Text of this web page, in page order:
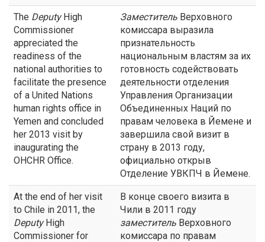
The DeputyHigh
Commissioner
appreciated the
readiness of the
national authorities to
facilitate the presence
of a United Nations
human rights office in
Yemen and concluded
her 2013 visit by
inaugurating the
OHCHR Office.
Заместитель Верховного
комиссара выразила
признательность
национальным властям за их
готовность содействовать
деятельности отделения
Управления Организации
Объединенных Наций по
правам человека в Йемене и
завершила свой визит в
страну в 2013 году,
официально открыв
Отделение УВКПЧ в Йемене.
At the end of her visit
to Chile in 2011, the
DeputyHigh
Commissioner for
В конце своего визита в
Чили в 2011 году
заместитель Верховного
комиссара по правам